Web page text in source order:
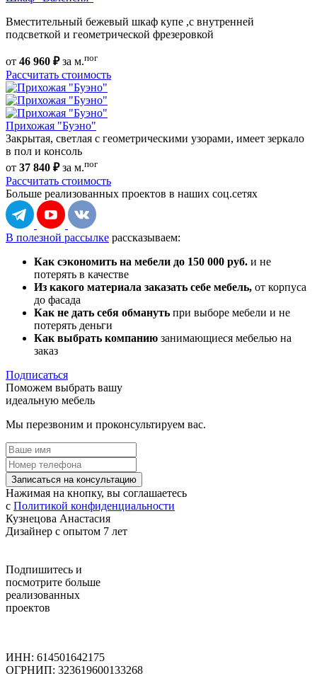
Вместительный бежевый шкаф купе ,с внутренней
подсветкой и геометрической фрезеровкой
от 46 960 ₽за м.пог
Рассчитать стоимость
Прихожая "Буэно"
Закрытая, светлая с геометрическими узорами, имеет зеркало
в пол и консоль
от 37 840 ₽за м.пог
Рассчитать стоимость
Больше реализованных проектов в наших соц.сетях
В полезной рассылке рассказываем:
Как сэкономить на мебели до 150 000 руб. и не
потерять в качестве
Из какого материала заказать себе мебель, от корпуса
до фасада
Как не дать себя обмануть при выборе мебели и не
потерять деньги
Как выбрать компанию занимающиеся мебелью на
заказ
Подписаться
Поможем выбрать вашу
идеальную мебель
Мы перезвоним и проконсультируем вас.
Записаться на консультацию
Нажимая на кнопку, вы соглашаетесь
с Политикой конфиденциальности
Кузнецова Анастасия
Дизайнер с опытом 7 лет
Подпишитесь и
посмотрите больше
реализованных
проектов
ИНН: 614501642175
ОГРНИП: 323619600133268